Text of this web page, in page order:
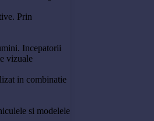
Prin
Incepatorii
vizuale
in combinatie
si modelele